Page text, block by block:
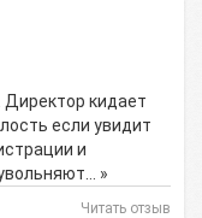
Директор кидает
если увидит
и
»
Читать отзыв